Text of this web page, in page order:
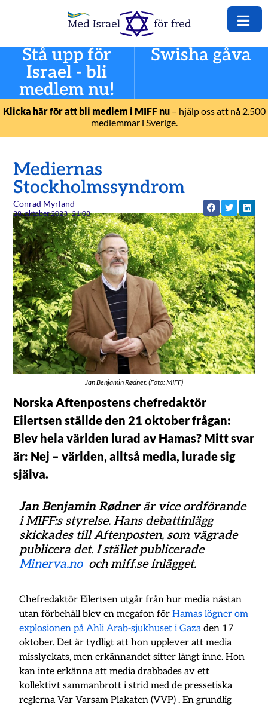
Stå upp för
Israel - bli
medlem nu!
Swisha gåva
Klicka här för att bli medlem i MIFF nu– hjälp oss att nå 2.500
medlemmar i Sverige.
Mediernas
Stockholmssyndrom
Conrad Myrland
28. oktober 2023 21:08
Jan Benjamin Rødner. (Foto: MIFF)
Norska Aftenpostens chefredaktör
Eilertsen ställde den 21 oktober frågan:
Blev hela världen lurad av Hamas? Mitt svar
är: Nej – världen, alltså media, lurade sig
själva.
Jan Benjamin Rødnerär vice ordförande
i MIFF:s styrelse. Hans debattinlägg
skickades till Aftenposten, som vägrade
publicera det. I stället publicerade
Minerva.nooch miff.se inlägget.
Chefredaktör Eilertsen utgår från hur media nästan
utan förbehåll blev en megafon förHamas lögner om
explosionen på Ahli Arab-sjukhuset i Gaza den 17
oktober. Det är tydligt att hon upplever att media
misslyckats, men erkännandet sitter långt inne. Hon
kan inte erkänna att media drabbades av ett
kollektivt sammanbrott i strid med de pressetiska
reglerna Var Varsam Plakaten (VVP) . En grundlig